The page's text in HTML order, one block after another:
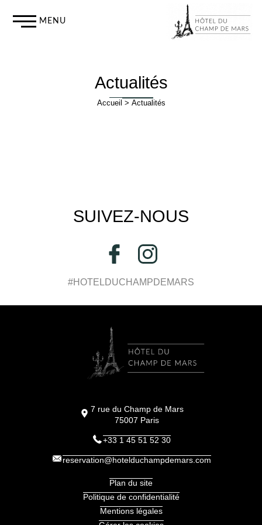
MENU
Actualités
Accueil Actualités
SUIVEZ-NOUS
#HOTELDUCHAMPDEMARS
7 rue du Champ de Mars
75007 Paris
+33 1 45 51 52 30
reservation@hotelduchampdemars.com
Plan du site
Politique de confidentialité
Mentions légales